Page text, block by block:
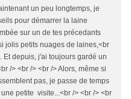
un peu longtemps, je
pour démarrer la laine
sur un de tes précedants
jolis petits nuages de laines,<br
Et depuis, j'ai toujours gardé un
/> <br /> <br /> Alors, même si
pas, je passe de temps
petite visite...<br /> <br /> <br